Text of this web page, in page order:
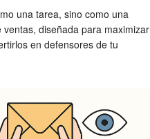
una tarea, sino como una
diseñada para maximizar
en defensores de tu